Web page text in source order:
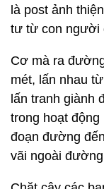
Share: Phuong
Mộc Lang:
Tôi bắt đầu
Các bạn mở
là post ảnh
tư từ con người